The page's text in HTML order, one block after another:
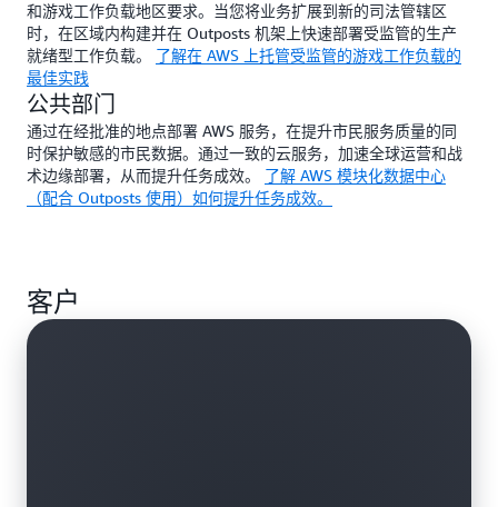
和游戏工作负载地区要求。当您将业务扩展到新的司法管辖区
时，在区域内构建并在 Outposts 机架上快速部署受监管的生产
就绪型工作负载。 了解在 AWS 上托管受监管的游戏工作负载的
最佳实践
公共部门
通过在经批准的地点部署 AWS 服务，在提升市民服务质量的同
时保护敏感的市民数据。通过一致的云服务，加速全球运营和战
术边缘部署，从而提升任务成效。 了解 AWS 模块化数据中心
（配合 Outposts 使用）如何提升任务成效。
客户